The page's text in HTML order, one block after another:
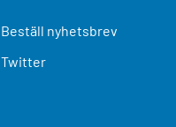
Beställ nyhetsbrev
Twitter